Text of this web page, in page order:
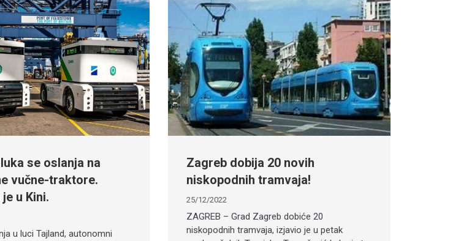
se oslanja na
vučne-traktore.
u Kini.
u luci Tajland, autonomni
Zagreb dobija 20 novih
niskopodnih tramvaja!
25/12/2022
ZAGREB – Grad Zagreb dobiće 20
niskopodnih tramvaja, izjavio je u petak